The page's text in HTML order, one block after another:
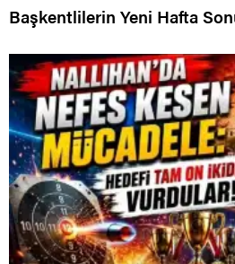
Başkentlilerin Yeni Hafta